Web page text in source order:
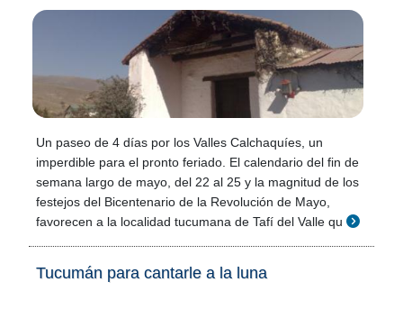
Un paseo de 4 días por los Valles Calchaquíes, un
imperdible para el pronto feriado. El calendario del fin de
semana largo de mayo, del 22 al 25 y la magnitud de los
festejos del Bicentenario de la Revolución de Mayo,
favorecen a la localidad tucumana de Tafí del Valle qu
Tucumán para cantarle a la luna